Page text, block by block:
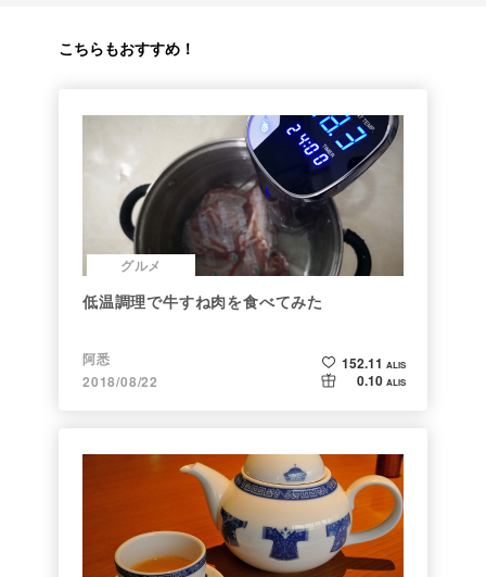
こちらもおすすめ！
グルメ
低温調理で牛すね肉を食べてみた
阿悉
2018/08/22
152.11 ALIS
0.10 ALIS